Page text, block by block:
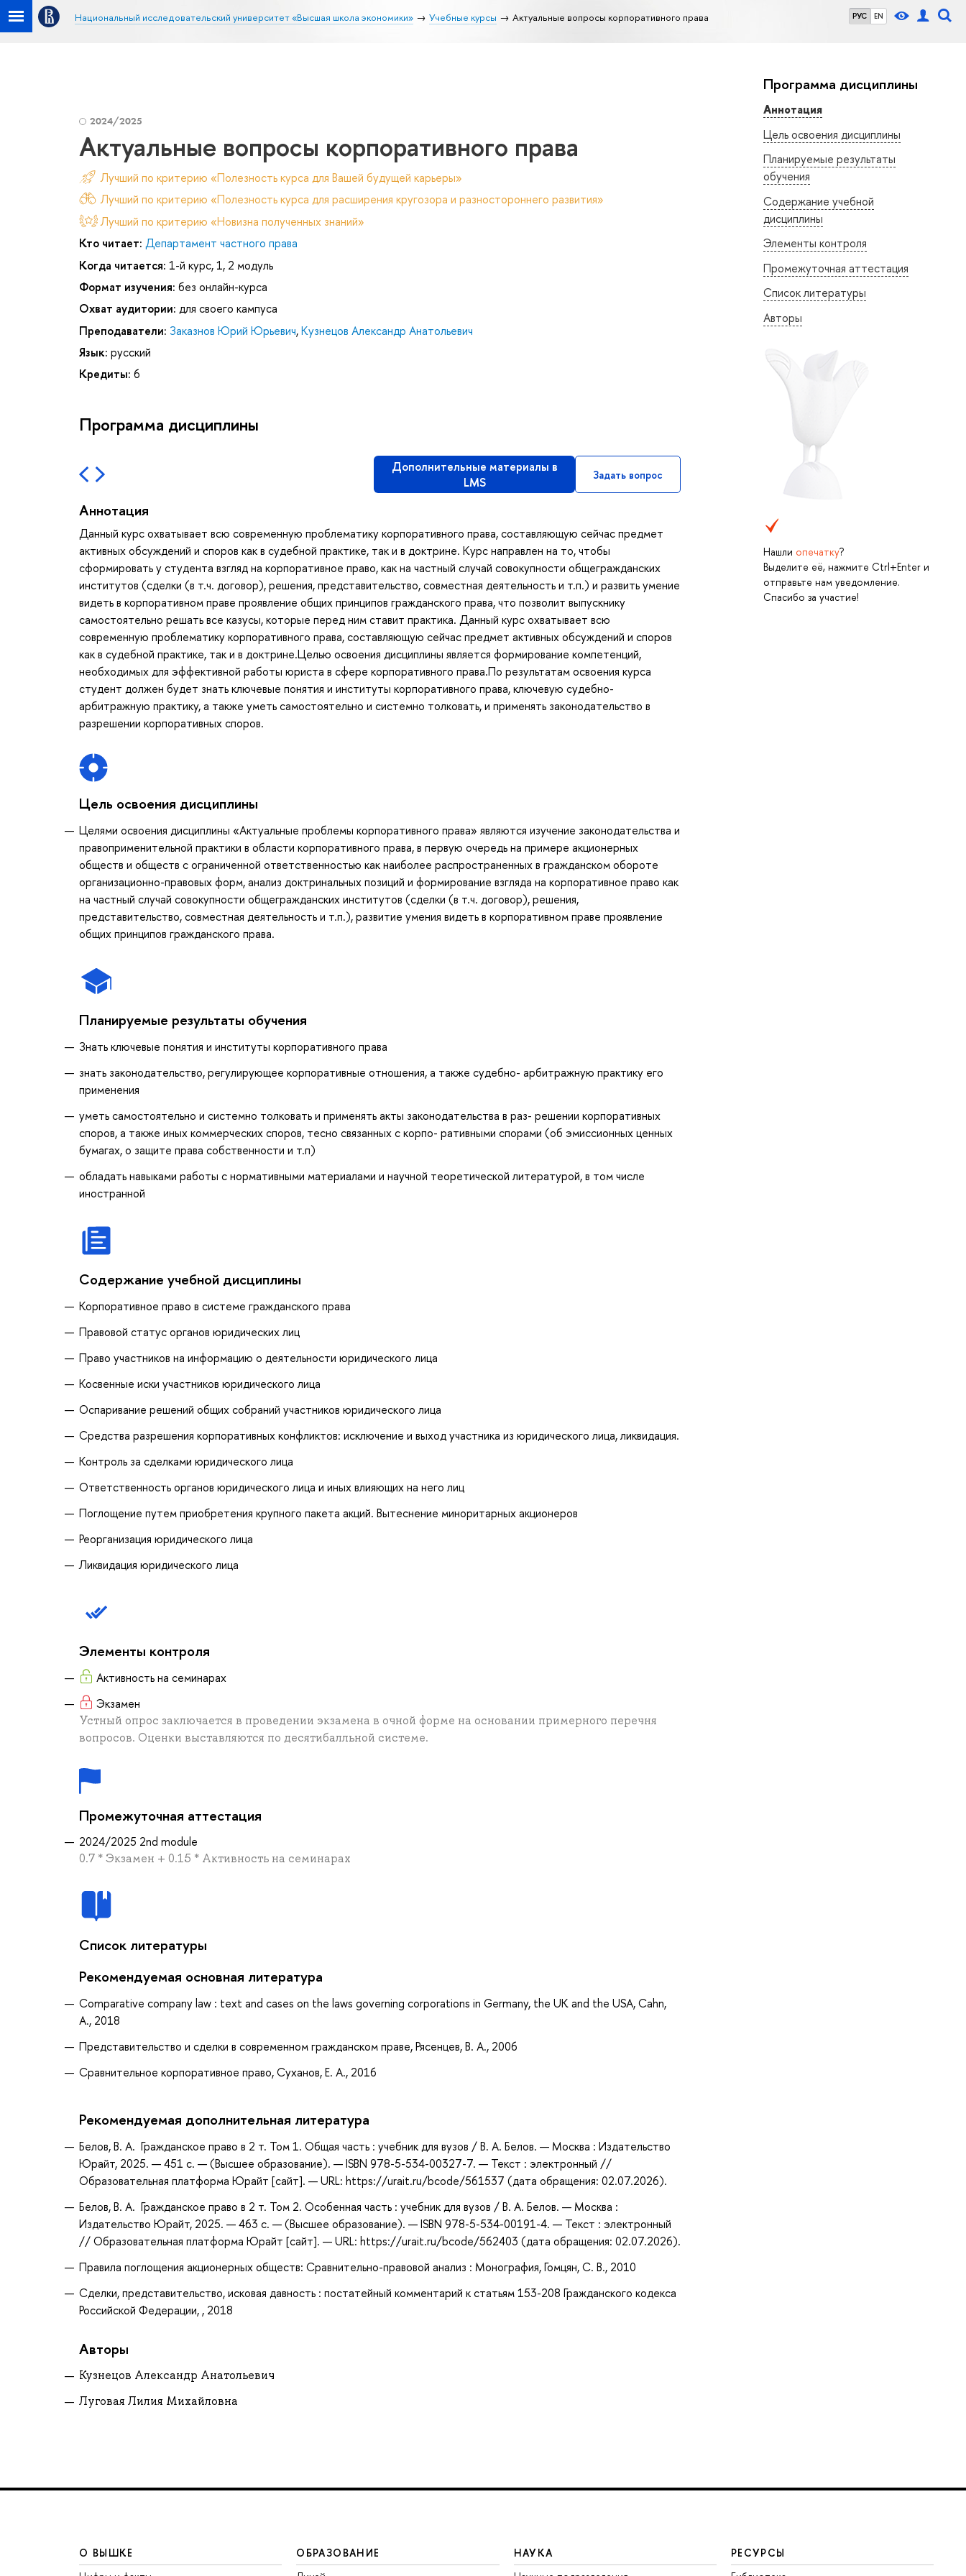
РУС EN
Национальный исследовательский университет «Высшая школа экономики» Учебные курсы Актуальные вопросы корпоративного права
Программа дисциплины
Аннотация
Цель освоения дисциплины
Планируемые результаты
обучения
Содержание учебной
дисциплины
Элементы контроля
Промежуточная аттестация
Список литературы
Авторы
Нашли опечатку?
Выделите её, нажмите Ctrl+Enter и
отправьте нам уведомление.
Спасибо за участие!
2024/2025
Актуальные вопросы корпоративного права
Лучший по критерию «Полезность курса для Вашей будущей карьеры»
Лучший по критерию «Полезность курса для расширения кругозора и разностороннего развития»
Лучший по критерию «Новизна полученных знаний»
Кто читает: Департамент частного права
Когда читается: 1-й курс, 1, 2 модуль
Формат изучения: без онлайн-курса
Охват аудитории: для своего кампуса
Преподаватели: Заказнов Юрий Юрьевич,Кузнецов Александр Анатольевич
Язык: русский
Кредиты: 6
Программа дисциплины
Дополнительные материалы в
LMS
Задать вопрос
Аннотация
Данный курс охватывает всю современную проблематику корпоративного права, составляющую сейчас предмет
активных обсуждений и споров как в судебной практике, так и в доктрине. Курс направлен на то, чтобы
сформировать у студента взгляд на корпоративное право, как на частный случай совокупности общегражданских
институтов (сделки (в т.ч. договор), решения, представительство, совместная деятельность и т.п.) и развить умение
видеть в корпоративном праве проявление общих принципов гражданского права, что позволит выпускнику
самостоятельно решать все казусы, которые перед ним ставит практика. Данный курс охватывает всю
современную проблематику корпоративного права, составляющую сейчас предмет активных обсуждений и споров
как в судебной практике, так и в доктрине.Целью освоения дисциплины является формирование компетенций,
необходимых для эффективной работы юриста в сфере корпоративного права.По результатам освоения курса
студент должен будет знать ключевые понятия и институты корпоративного права, ключевую судебно-
арбитражную практику, а также уметь самостоятельно и системно толковать, и применять законодательство в
разрешении корпоративных споров.
Цель освоения дисциплины
Целями освоения дисциплины «Актуальные проблемы корпоративного права» являются изучение законодательства и
правоприменительной практики в области корпоративного права, в первую очередь на примере акционерных
обществ и обществ с ограниченной ответственностью как наиболее распространенных в гражданском обороте
организационно-правовых форм, анализ доктринальных позиций и формирование взгляда на корпоративное право как
на частный случай совокупности общегражданских институтов (сделки (в т.ч. договор), решения,
представительство, совместная деятельность и т.п.), развитие умения видеть в корпоративном праве проявление
общих принципов гражданского права.
Планируемые результаты обучения
Знать ключевые понятия и институты корпоративного права
знать законодательство, регулирующее корпоративные отношения, а также судебно- арбитражную практику его
применения
уметь самостоятельно и системно толковать и применять акты законодательства в раз- решении корпоративных
споров, а также иных коммерческих споров, тесно связанных с корпо- ративными спорами (об эмиссионных ценных
бумагах, о защите права собственности и т.п)
обладать навыками работы с нормативными материалами и научной теоретической литературой, в том числе
иностранной
Содержание учебной дисциплины
Корпоративное право в системе гражданского права
Правовой статус органов юридических лиц
Право участников на информацию о деятельности юридического лица
Косвенные иски участников юридического лица
Оспаривание решений общих собраний участников юридического лица
Средства разрешения корпоративных конфликтов: исключение и выход участника из юридического лица, ликвидация.
Контроль за сделками юридического лица
Ответственность органов юридического лица и иных влияющих на него лиц
Поглощение путем приобретения крупного пакета акций. Вытеснение миноритарных акционеров
Реорганизация юридического лица
Ликвидация юридического лица
Элементы контроля
Активность на семинарах
Экзамен
Устный опрос заключается в проведении экзамена в очной форме на основании примерного перечня
вопросов. Оценки выставляются по десятибалльной системе.
Промежуточная аттестация
2024/2025 2nd module
0.7 * Экзамен + 0.15 * Активность на семинарах
Список литературы
Рекомендуемая основная литература
Comparative company law : text and cases on the laws governing corporations in Germany, the UK and the USA, Cahn,
A., 2018
Представительство и сделки в современном гражданском праве, Рясенцев, В. А., 2006
Сравнительное корпоративное право, Суханов, Е. А., 2016
Рекомендуемая дополнительная литература
Белов, В. А. Гражданское право в 2 т. Том 1. Общая часть : учебник для вузов / В. А. Белов. — Москва : Издательство
Юрайт, 2025. — 451 с. — (Высшее образование). — ISBN 978-5-534-00327-7. — Текст : электронный //
Образовательная платформа Юрайт [сайт]. — URL: https://urait.ru/bcode/561537 (дата обращения: 02.07.2026).
Белов, В. А. Гражданское право в 2 т. Том 2. Особенная часть : учебник для вузов / В. А. Белов. — Москва :
Издательство Юрайт, 2025. — 463 с. — (Высшее образование). — ISBN 978-5-534-00191-4. — Текст : электронный
// Образовательная платформа Юрайт [сайт]. — URL: https://urait.ru/bcode/562403 (дата обращения: 02.07.2026).
Правила поглощения акционерных обществ: Сравнительно-правовой анализ : Монография, Гомцян, С. В., 2010
Сделки, представительство, исковая давность : постатейный комментарий к статьям 153-208 Гражданского кодекса
Российской Федерации, , 2018
Авторы
Кузнецов Александр Анатольевич
Луговая Лилия Михайловна
О ВЫШКЕ
ОБРАЗОВАНИЕ
НАУКА
РЕСУРСЫ